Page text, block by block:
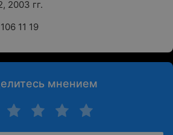
2003 гг.
11 19
мнением